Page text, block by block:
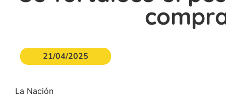
21/04/2025
La Nación